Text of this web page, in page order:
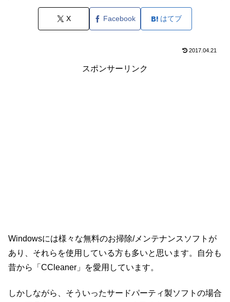
X Facebook はてブ
2017.04.21
スポンサーリンク
Windowsには様々な無料のお掃除/メンテナンスソフトが
あり、それらを使用している方も多いと思います。自分も
昔から「CCleaner」を愛用しています。
しかしながら、そういったサードパーティ製ソフトの場合